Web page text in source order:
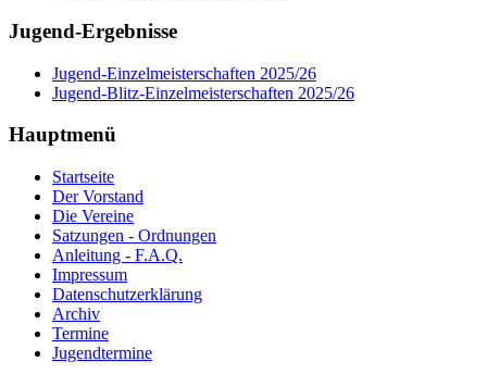
Jugend-Ergebnisse
Jugend-Einzelmeisterschaften 2025/26
Jugend-Blitz-Einzelmeisterschaften 2025/26
Hauptmenü
Startseite
Der Vorstand
Die Vereine
Satzungen - Ordnungen
Anleitung - F.A.Q.
Impressum
Datenschutzerklärung
Archiv
Termine
Jugendtermine